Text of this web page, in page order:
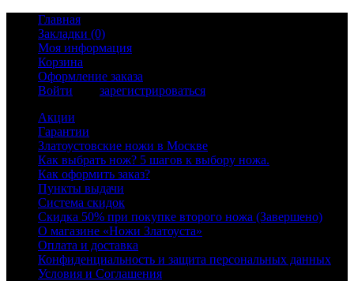
Главная
Закладки (0)
Моя информация
Корзина
Оформление заказа
Войти
зарегистрироваться
Акции
Гарантии
Златоустовские ножи в Москве
Как выбрать нож? 5 шагов к выбору ножа.
Как оформить заказ?
Пункты выдачи
Система скидок
Скидка 50% при покупке второго ножа (Завершено)
О магазине «Ножи Златоуста»
Оплата и доставка
Конфиденциальность и защита персональных данных
Условия и Соглашения